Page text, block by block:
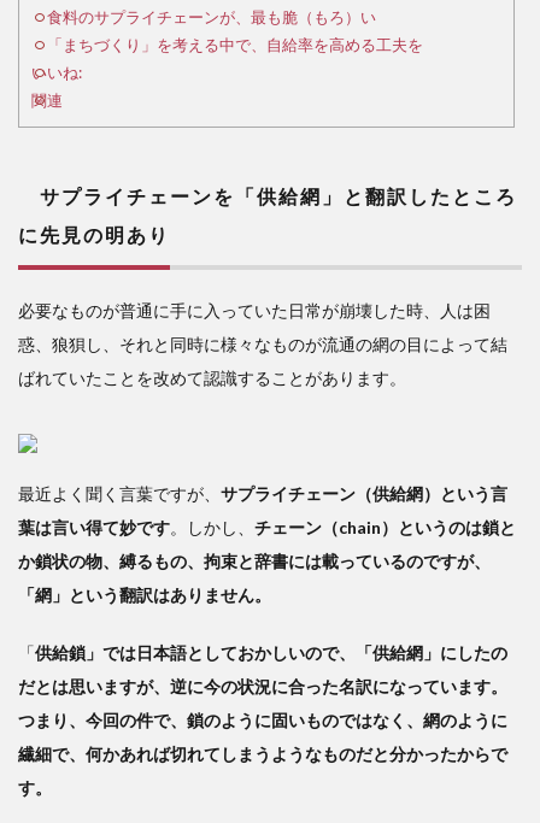
ンを
「供
網」
と翻
ころ
に先
見の
明あ
食
料の
ーン
最も
脆
（も
3
「ま
ちづ
食料のサプライチェーンが、最も脆（もろ）い
「まちづくり」を考える中で、自給率を高める工夫を
いいね:
関連
サプライチェーンを「供給網」と翻訳したところ
に先見の明あり
必要なものが普通に手に入っていた日常が崩壊した時、人は困
惑、狼狽し、それと同時に様々なものが流通の網の目によって結
ばれていたことを改めて認識することがあります。
最近よく聞く言葉ですが、 サプライチェーン（供給網）という言
葉は言い得て妙です。しかし、 チェーン（chain）というのは鎖と
か鎖状の物、縛るもの、拘束と辞書には載っているのですが、
「網」という翻訳はありません。
「供給鎖」では日本語としておかしいので、「供給網」にしたの
だとは思いますが、逆に今の状況に合った名訳になっています。
つまり、今回の件で、鎖のように固いものではなく、網のように
繊細で、何かあれば切れてしまうようなものだと分かったからで
す。